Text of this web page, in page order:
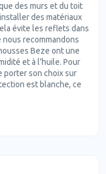
des murs et du toit
des matériaux
évite les reflets dans
nous recommandons
Beze ont une
et à l’huile. Pour
porter son choix sur
est blanche, ce